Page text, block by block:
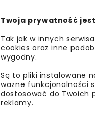
Twoja prywatność
Tak jak w innych
cookies oraz inne
wygodny.
Są to pliki instalowane
ważne funkcjonalności
dostosować do Twoich
reklamy.